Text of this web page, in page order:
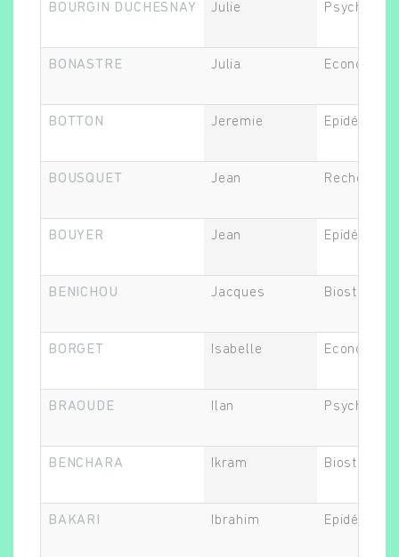
BOURGIN DUCHESNAY Julie Psychiatre
BONASTRE Julia
BOTTON Jeremie
BOUSQUET Jean Recherche
BOUYER Jean
BENICHOU Jacques
BORGET Isabelle
BRAOUDE Ilan Psychiatre
BENCHARA Ikram
BAKARI Ibrahim